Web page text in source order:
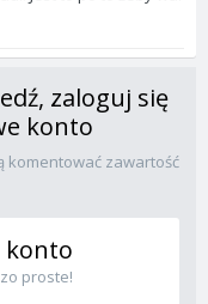
zaloguj się
konto
komentować zawartość
konto
proste!